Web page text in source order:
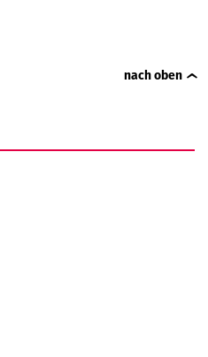
nach oben